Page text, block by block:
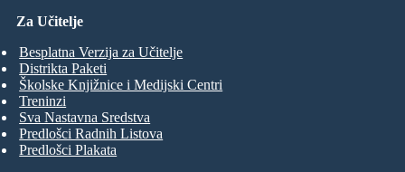
Za Učitelje
Besplatna Verzija za Učitelje
Distrikta Paketi
Školske Knjižnice i Medijski Centri
Treninzi
Sva Nastavna Sredstva
Predlošci Radnih Listova
Predlošci Plakata